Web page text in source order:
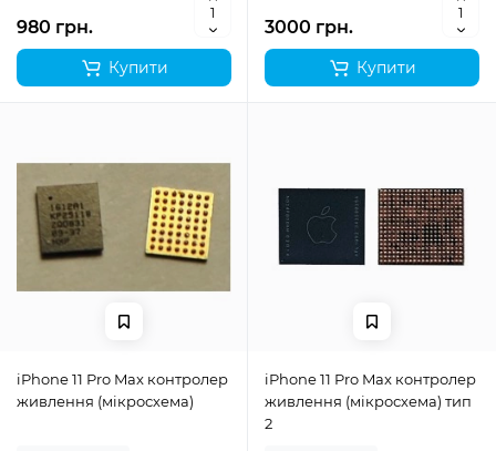
980 грн.
Купити
3000 грн.
Купити
iPhone 11 Pro Max контролер
живлення (мікросхема)
iPhone 11 Pro Max контролер
живлення (мікросхема) тип
2